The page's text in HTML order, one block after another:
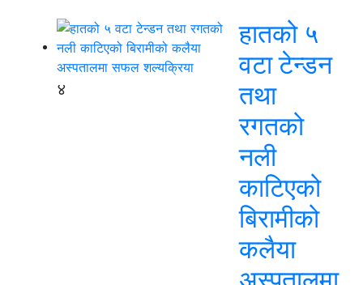
४
हातको ५
वटा टेन्डन
तथा
रगतको
नली
काटिएको
बिरामीको
कलैया